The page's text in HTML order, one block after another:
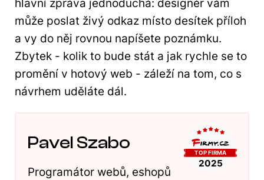
hlavní zpráva jednoduchá: designér vám
může poslat živý odkaz místo desítek příloh
a vy do něj rovnou napíšete poznámku.
Zbytek - kolik to bude stát a jak rychle se to
promění v hotový web - záleží na tom, co s
návrhem uděláte dál.
Pavel Szabo
Programátor webů, eshopů